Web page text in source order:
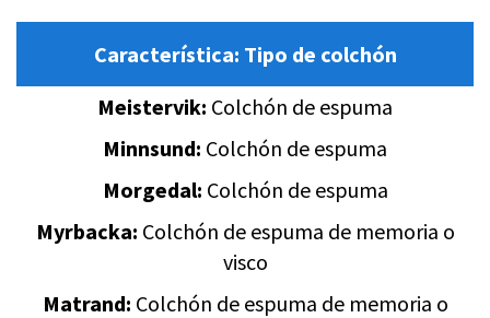
Característica: Tipo de colchón
Meistervik: Colchón de espuma
Minnsund: Colchón de espuma
Morgedal: Colchón de espuma
Myrbacka: Colchón de espuma de memoria o
visco
Matrand: Colchón de espuma de memoria o